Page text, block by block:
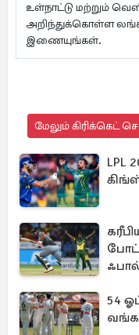
உள்நாட்டு மற்றும்
அறிந்துக்கொள்ள
இணையுங்கள்.
மேலும் கிரிக்கெட்
LPL
54